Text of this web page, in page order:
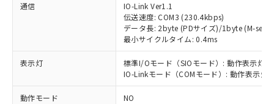
通信
IO-Link Ver1.1
伝送速度: COM3 (230.4kbps)
データ長: 2byte (PDサイズ)/1byte (M-
最小サイクルタイム: 0.4ms
表示灯
標準I/Oモード（SIOモード）: 動作表示灯(
IO-Linkモード（COMモード）: 動作表示
動作モード NO